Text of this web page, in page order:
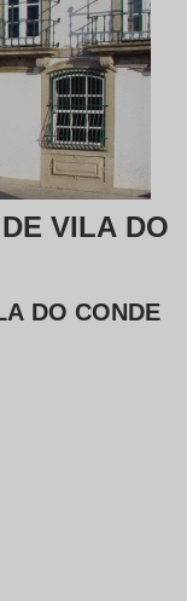
VILA DO
DO CONDE